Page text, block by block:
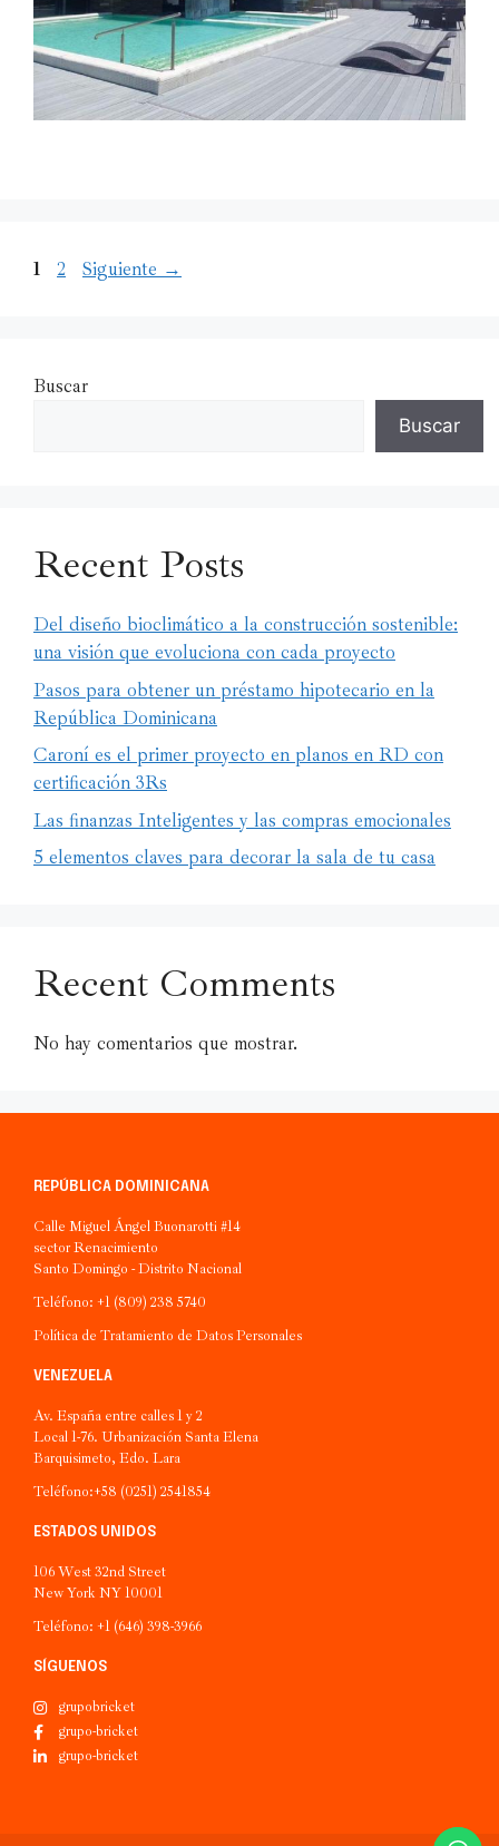
1 2 Siguiente →
Buscar
Buscar
Recent Posts
Del diseño bioclimático a la construcción sostenible:
una visión que evoluciona con cada proyecto
Pasos para obtener un préstamo hipotecario en la
República Dominicana
Caroní es el primer proyecto en planos en RD con
certificación 3Rs
Las finanzas Inteligentes y las compras emocionales
5 elementos claves para decorar la sala de tu casa
Recent Comments
No hay comentarios que mostrar.
REPÚBLICA DOMINICANA
Calle Miguel Ángel Buonarotti #14
sector Renacimiento
Santo Domingo - Distrito Nacional
Teléfono: +1 (809) 238 5740
Política de Tratamiento de Datos Personales
VENEZUELA
Av. España entre calles 1 y 2
Local 1-76. Urbanización Santa Elena
Barquisimeto, Edo. Lara
Teléfono:+58 (0251) 2541854
ESTADOS UNIDOS
106 West 32nd Street
New York NY 10001
Teléfono: +1 (646) 398-3966
SÍGUENOS
grupobricket
grupo-bricket
grupo-bricket